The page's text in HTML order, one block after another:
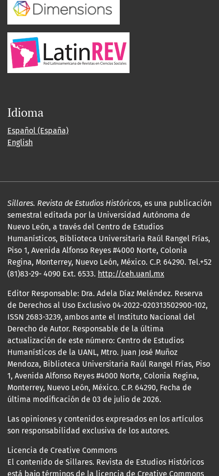
Idioma
Español (España)
English
Sillares. Revista de Estudios Históricos, es una publicación
semestral editada por la Universidad Autónoma de
Nuevo León, a través del Centro de Estudios
Humanísticos, Biblioteca Universitaria Raúl Rangel Frías,
Piso 1, Avenida Alfonso Reyes #4000 Norte, Colonia
Regina, Monterrey, Nuevo León, México. C.P. 64290. Tel.+52
(81)83-29- 4090 Ext. 6533. http://ceh.uanl.mx
Editor Responsable: Dra. Adela Díaz Meléndez. Reserva
de Derechos al Uso Exclusivo 04-2022-020313502900-102,
ISSN 2683-3239, ambos ante el Instituto Nacional del
Derecho de Autor. Responsable de la última
actualización de este número: Centro de Estudios
Humanísticos de la UANL, Mtro. Juan José Muñoz
Mendoza, Biblioteca Universitaria Raúl Rangel Frías, Piso
1, Avenida Alfonso Reyes #4000 Norte, Colonia Regina,
Monterrey, Nuevo León, México. C.P. 64290, Fecha de
última modificación de 03 de julio de 2026.
Las opiniones y contenidos expresados en los artículos
son responsabilidad exclusiva de los autores.
Licencia de Creative Commons
El contenido de Sillares. Revista de Estudios Históricos
está bajo términos de la licencia de Creative Commons